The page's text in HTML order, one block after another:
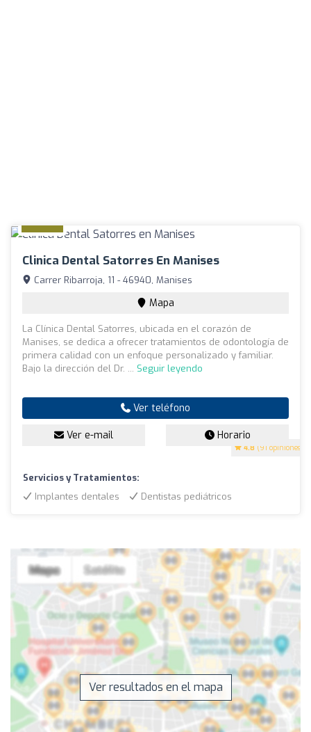
Clinica Dental Satorres En Manises
4.8 (91 opiniones)
Carrer Ribarroja, 11 - 46940, Manises
Mapa
La Clínica Dental Satorres, ubicada en el corazón de
Manises, se dedica a ofrecer tratamientos de odontología de
primera calidad con un enfoque personalizado y familiar.
Bajo la dirección del Dr. ... Seguir leyendo
Ver teléfono
Ver e-mail Horario
Servicios y Tratamientos:
Implantes dentales
Dentistas pediátricos
Ver resultados en el mapa